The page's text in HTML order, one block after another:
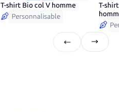
13couleurs
T-shirt Bio col V homme
Personnalisable
8
T-